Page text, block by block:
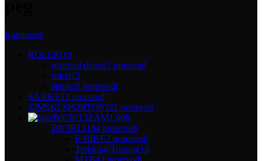
Kategorije
ROLERI19
rezervni delovi1 proizvod
roleri15
štitnici3 proizvodi
SANKE21 proizvod
ZIMSKI SPORTOVI21 proizvod
BICIKLIZAM1.008
BICIKLI184 proizvodi
E-BIKE2 proizvodi
Trekking/Touring13